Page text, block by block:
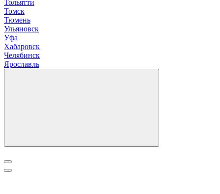
Тольятти
Томск
Тюмень
Ульяновск
Уфа
Хабаровск
Челябинск
Ярославль